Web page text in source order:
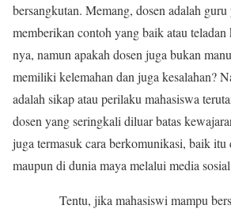
bersangkutan. Memang, dosen adalah guru
memberikan contoh yang baik atau teladan
nya, namun apakah dosen juga bukan
memiliki kelemahan dan juga kesalahan?
adalah sikap atau perilaku mahasiswa
dosen yang seringkali diluar batas
juga termasuk cara berkomunikasi, baik itu
maupun di dunia maya melalui media
Tentu, jika mahasiswi mampu